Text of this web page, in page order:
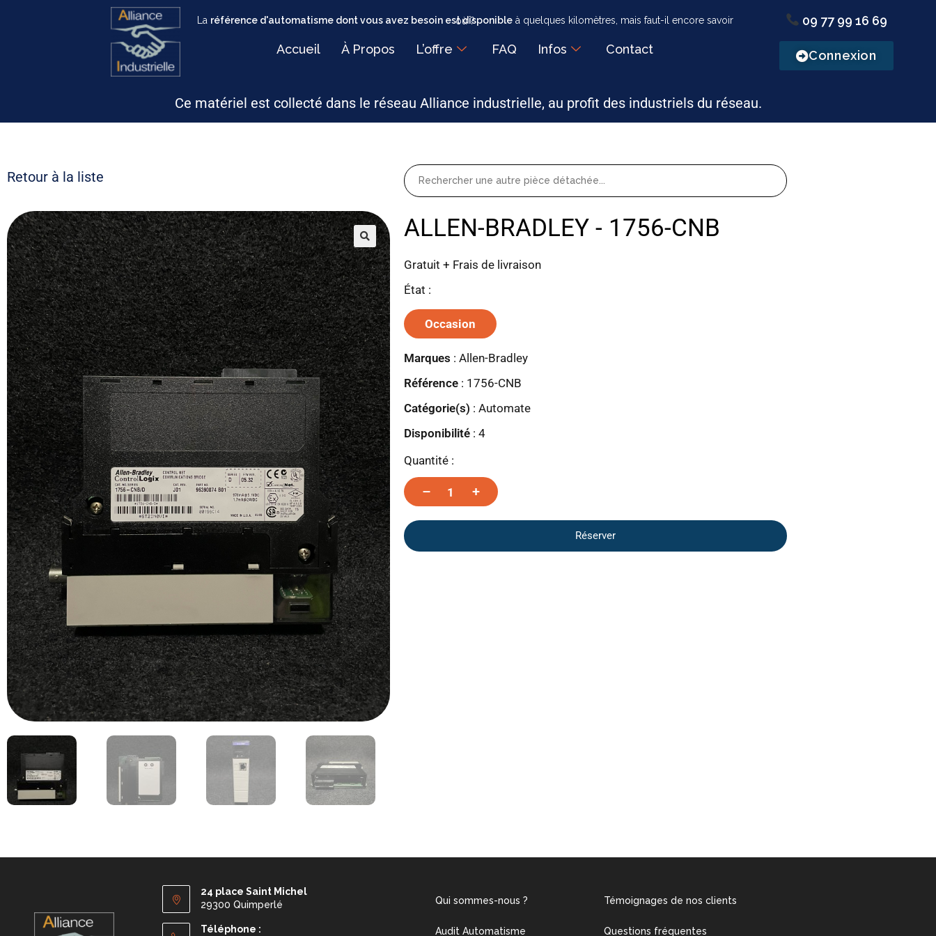
La référence d'automatisme dont vous avez besoin est disponible
à quelques kilomètres, mais faut-il encore savoir où ?
Accueil À Propos L’offre FAQ Infos Contact
09 77 99 16 69
Connexion
Ce matériel est collecté dans le réseau Alliance industrielle, au profit des industriels du réseau.
Retour à la liste
ALLEN-BRADLEY - 1756-CNB
Gratuit + Frais de livraison
État :
Occasion
Marques : Allen-Bradley
Référence : 1756-CNB
Catégorie(s) : Automate
Disponibilité : 4
Quantité :
– +
Réserver
24 place Saint Michel
29300 Quimperlé
Téléphone :
Qui sommes-nous ?
Audit Automatisme
Témoignages de nos clients
Questions fréquentes